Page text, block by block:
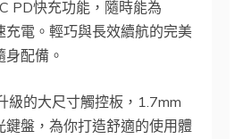
PD快充功能，隨時能為
充電。輕巧與長效續航的完美
配備。
級的大尺寸觸控板，1.7mm
鍵盤，為你打造舒適的使用體